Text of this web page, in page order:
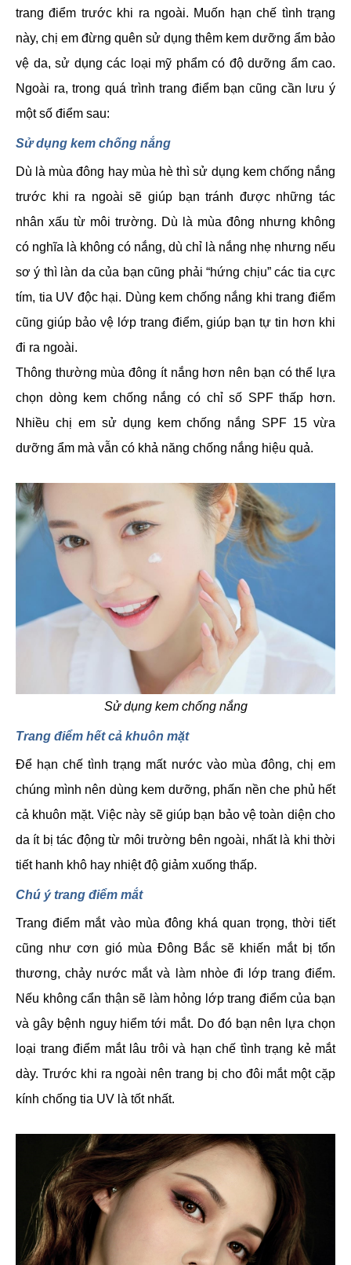
trang điểm trước khi ra ngoài. Muốn hạn chế tình trạng
này, chị em đừng quên sử dụng thêm kem dưỡng ẩm bảo
vệ da, sử dụng các loại mỹ phẩm có độ dưỡng ẩm cao.
Ngoài ra, trong quá trình trang điểm bạn cũng cần lưu ý
một số điểm sau:
Sử dụng kem chống nắng
Dù là mùa đông hay mùa hè thì sử dụng kem chống nắng
trước khi ra ngoài sẽ giúp bạn tránh được những tác
nhân xấu từ môi trường. Dù là mùa đông nhưng không
có nghĩa là không có nắng, dù chỉ là nắng nhẹ nhưng nếu
sơ ý thì làn da của bạn cũng phải “hứng chịu” các tia cực
tím, tia UV độc hại. Dùng kem chống nắng khi trang điểm
cũng giúp bảo vệ lớp trang điểm, giúp bạn tự tin hơn khi
đi ra ngoài.
Thông thường mùa đông ít nắng hơn nên bạn có thể lựa
chọn dòng kem chống nắng có chỉ số SPF thấp hơn.
Nhiều chị em sử dụng kem chống nắng SPF 15 vừa
dưỡng ẩm mà vẫn có khả năng chống nắng hiệu quả.
Sử dụng kem chống nắng
Trang điểm hết cả khuôn mặt
Để hạn chế tình trạng mất nước vào mùa đông, chị em
chúng mình nên dùng kem dưỡng, phấn nền che phủ hết
cả khuôn mặt. Việc này sẽ giúp bạn bảo vệ toàn diện cho
da ít bị tác động từ môi trường bên ngoài, nhất là khi thời
tiết hanh khô hay nhiệt độ giảm xuống thấp.
Chú ý trang điểm mắt
Trang điểm mắt vào mùa đông khá quan trọng, thời tiết
cũng như cơn gió mùa Đông Bắc sẽ khiến mắt bị tổn
thương, chảy nước mắt và làm nhòe đi lớp trang điểm.
Nếu không cẩn thận sẽ làm hỏng lớp trang điểm của bạn
và gây bệnh nguy hiểm tới mắt. Do đó bạn nên lựa chọn
loại trang điểm mắt lâu trôi và hạn chế tình trạng kẻ mắt
dày. Trước khi ra ngoài nên trang bị cho đôi mắt một cặp
kính chống tia UV là tốt nhất.